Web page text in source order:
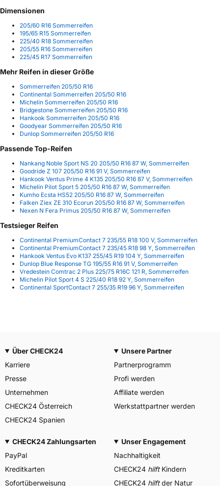
Dimensionen
205/60 R16 Sommerreifen
195/65 R15 Sommerreifen
225/40 R18 Sommerreifen
205/55 R16 Sommerreifen
225/45 R17 Sommerreifen
Mehr Reifen in dieser Größe
Sommerreifen 205/50 R16
Continental Sommerreifen 205/50 R16
Michelin Sommerreifen 205/50 R16
Bridgestone Sommerreifen 205/50 R16
Hankook Sommerreifen 205/50 R16
Goodyear Sommerreifen 205/50 R16
Dunlop Sommerreifen 205/50 R16
Passende Top-Reifen
Nankang Noble Sport NS 20 205/50 R16 87 W, Sommerreifen
Goodride Z 107 205/50 R16 91 V, Sommerreifen
Hankook Ventus Prime 4 K135 205/50 R16 87 V, Sommerreifen
Michelin Pilot Sport 5 205/50 R16 87 W, Sommerreifen
Kumho Ecsta HS52 205/50 R16 87 W, Sommerreifen
Falken Ziex ZE 310 Ecorun 205/50 R16 87 W, Sommerreifen
Nexen N Fera Primus 205/50 R16 87 W, Sommerreifen
Testsieger Reifen
Continental PremiumContact 7 235/55 R18 100 V, Sommerreifen
Continental PremiumContact 7 235/45 R18 98 Y, Sommerreifen
Hankook Ventus Evo K137 255/45 R19 104 Y, Sommerreifen
Dunlop Blue Response TG 195/55 R16 91 V, Sommerreifen
Vredestein Comtrac 2 Plus 225/75 R16C 121 R, Sommerreifen
Michelin Pilot Sport 4 S 225/40 R18 92 Y, Sommerreifen
Continental SportContact 7 255/35 R19 96 Y, Sommerreifen
Über CHECK24
Karriere
Presse
Unternehmen
CHECK24 Österreich
CHECK24 Spanien
Unsere Partner
Partnerprogramm
Profi werden
Affiliate werden
Werkstattpartner werden
CHECK24 Zahlungsarten
PayPal
Kreditkarten
Sofortüberweisung
Unser Engagement
Nachhaltigkeit
CHECK24 hilftKindern
CHECK24 hilftder Natur